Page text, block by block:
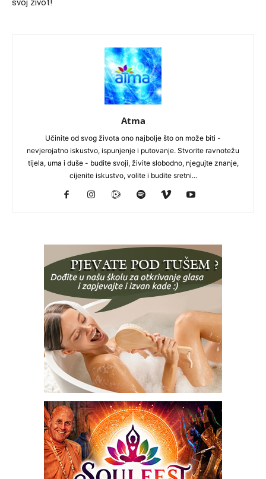
svoj život!
Atma
Učinite od svog života ono najbolje što on može biti -
nevjerojatno iskustvo, ispunjenje i putovanje. Stvorite ravnotežu
tijela, uma i duše - budite svoji, živite slobodno, njegujte znanje,
cijenite iskustvo, volite i budite sretni...